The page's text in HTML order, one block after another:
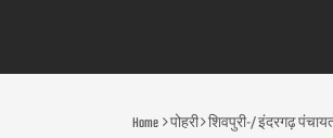
Home पोहरी शिवपुरी-/ इंदरगढ़